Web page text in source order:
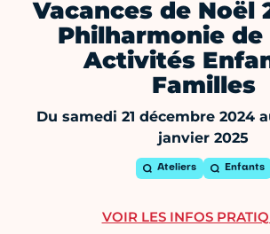
Vacances de Noël
Philharmonie de
Activités
Familles
Du samedi 21 décembre 2024
janvier 2025
Ateliers Enfants
VOIR LES INFOS